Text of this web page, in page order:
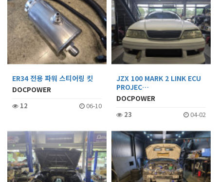
ER34 전용 파워 스티어링 킷
DOCPOWER
12 06-10
JZX 100 MARK 2 LINK ECU
PROJEC…
DOCPOWER
23 04-02